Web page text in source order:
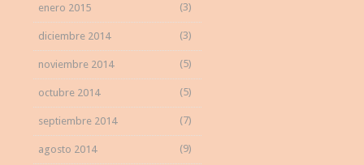
enero 2015 (3)
diciembre 2014 (3)
noviembre 2014 (5)
octubre 2014 (5)
septiembre 2014 (7)
agosto 2014 (9)